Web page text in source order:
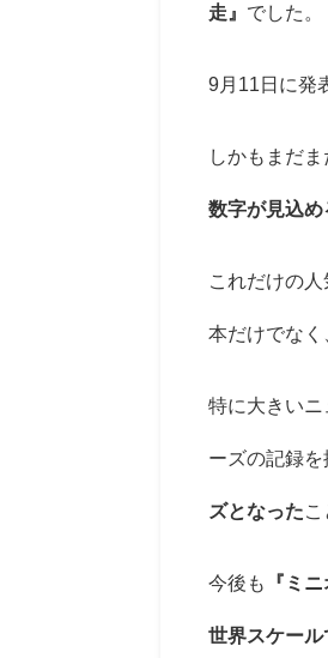
走』 でした。
9月11日に発
しかもまだ
数字が見込め
これだけの
本だけでなく
特に大きいニ
ーズの記録を
ズとなった
今後も 『ミ
世界スケール